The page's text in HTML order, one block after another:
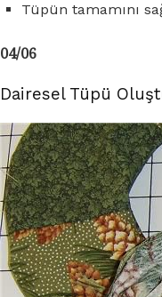
Tüpün tamamını
04/06
Dairesel Tüpü